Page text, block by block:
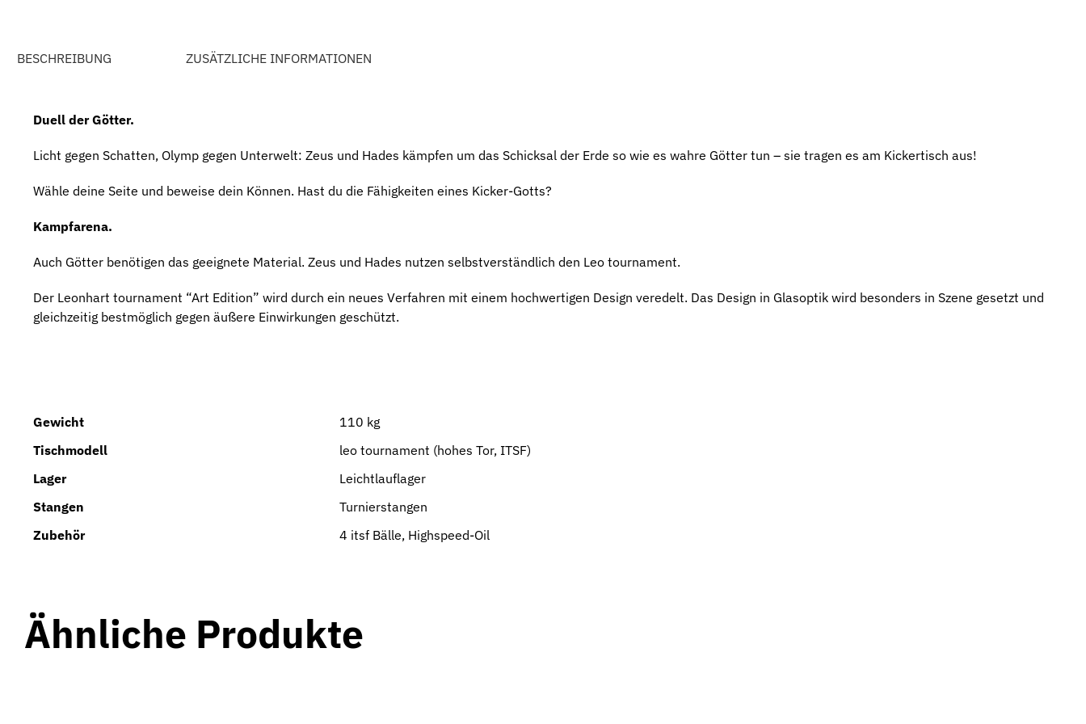
BESCHREIBUNG ZUSÄTZLICHE INFORMATIONEN
Duell der Götter.
Licht gegen Schatten, Olymp gegen Unterwelt: Zeus und Hades kämpfen um das Schicksal der Erde so wie es wahre Götter tun – sie tragen es am Kickertisch aus!
Wähle deine Seite und beweise dein Können. Hast du die Fähigkeiten eines Kicker-Gotts?
Kampfarena.
Auch Götter benötigen das geeignete Material. Zeus und Hades nutzen selbstverständlich den Leo tournament.
Der Leonhart tournament “Art Edition” wird durch ein neues Verfahren mit einem hochwertigen Design veredelt. Das Design in Glasoptik wird besonders in Szene gesetzt und
gleichzeitig bestmöglich gegen äußere Einwirkungen geschützt.
Gewicht
110 kg
Tischmodell
leo tournament (hohes Tor, ITSF)
Lager
Leichtlauflager
Stangen
Turnierstangen
Zubehör
4 itsf Bälle, Highspeed-Oil
Ähnliche Produkte